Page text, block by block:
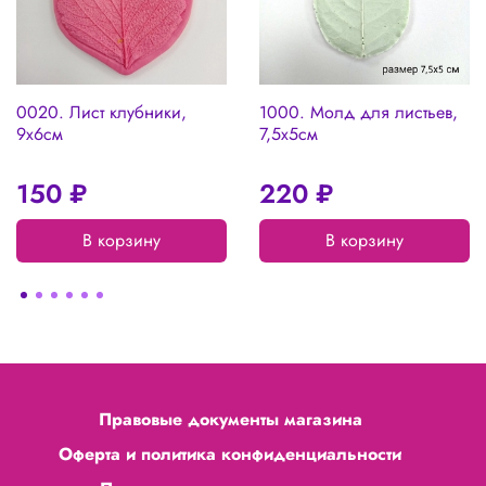
0020. Лист клубники,
9х6см
150 ₽
В корзину
1000. Молд для листьев,
7,5х5см
220 ₽
В корзину
Правовые документы магазина
Оферта и политика конфиденциальности